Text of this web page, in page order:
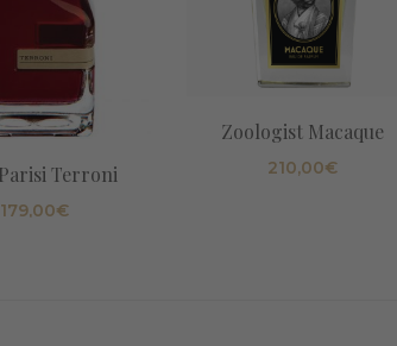
Terroni
179,00€
Zoologist Macaque
210,00€